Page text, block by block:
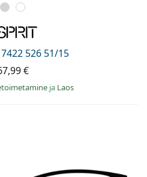
526 51/15
€
ja Laos